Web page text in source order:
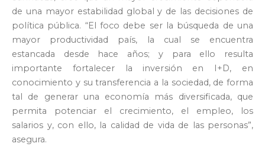
de una mayor estabilidad global y de las decisiones de
política pública. “El foco debe ser la búsqueda de una
mayor productividad país, la cual se encuentra
estancada desde hace años; y para ello resulta
importante fortalecer la inversión en I+D, en
conocimiento y su transferencia a la sociedad, de forma
tal de generar una economía más diversificada, que
permita potenciar el crecimiento, el empleo, los
salarios y, con ello, la calidad de vida de las personas”,
asegura.